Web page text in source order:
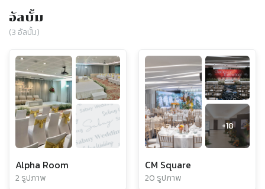
อัลบั้ม
(3 อัลบั้ม)
Alpha Room
2 รูปภาพ
+18
CM Square
20 รูปภาพ